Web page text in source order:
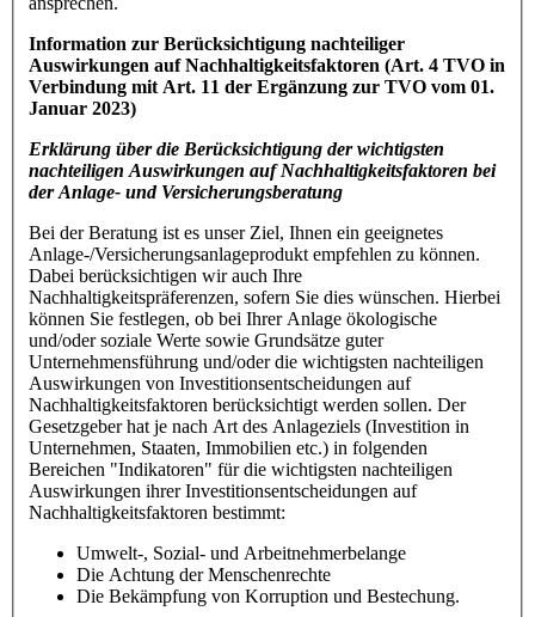
Information zur Berücksichtigung nachteiliger
Auswirkungen auf Nachhaltigkeitsfaktoren (Art. 4 TVO in
Verbindung mit Art. 11 der Ergänzung zur TVO vom 01.
Januar 2023)
Erklärung über die Berücksichtigung der wichtigsten
nachteiligen Auswirkungen auf Nachhaltigkeitsfaktoren bei
der Anlage- und Versicherungsberatung
Bei der Beratung ist es unser Ziel, Ihnen ein geeignetes
Anlage-/Versicherungsanlageprodukt empfehlen zu können.
Dabei berücksichtigen wir auch Ihre
Nachhaltigkeitspräferenzen, sofern Sie dies wünschen. Hierbei
können Sie festlegen, ob bei Ihrer Anlage ökologische
und/oder soziale Werte sowie Grundsätze guter
Unternehmensführung und/oder die wichtigsten nachteiligen
Auswirkungen von Investitionsentscheidungen auf
Nachhaltigkeitsfaktoren berücksichtigt werden sollen. Der
Gesetzgeber hat je nach Art des Anlageziels (Investition in
Unternehmen, Staaten, Immobilien etc.) in folgenden
Bereichen "Indikatoren" für die wichtigsten nachteiligen
Auswirkungen ihrer Investitionsentscheidungen auf
Nachhaltigkeitsfaktoren bestimmt:
Umwelt-, Sozial- und Arbeitnehmerbelange
Die Achtung der Menschenrechte
Die Bekämpfung von Korruption und Bestechung.